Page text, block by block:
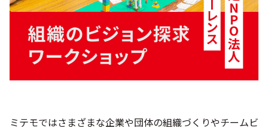
ミテモではさまざまな企業や団体の組織づくりやチームビ